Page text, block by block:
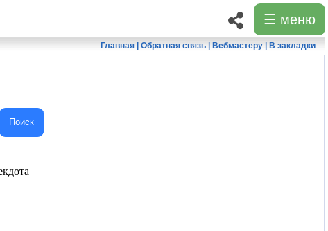
☰ меню
Главная| Обратная связь| Вебмастеру| В закладки
Поиск